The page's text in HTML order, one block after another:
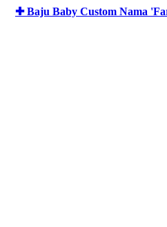
✚ Baju Baby Custom Nama